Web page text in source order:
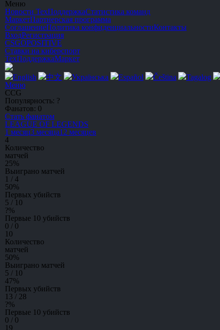
Меню
Новости ТехПоддержкаСтатистика команд
МаркетПартнерская программа
СоглашениеПолитика конфиденциальностиКонтакты
ВходРегистрация
CSGOPOSITIVE
Ставки на киберспорт
ТехПоддержкаМаркет
English 中文 Українська Español Čeština
Tagalog
Меню
CCG
Популярность: ?
Фанатов: 0
Стать фанатом
LEAGUE OF LEGENDS
1 месяц3 месяца12 месяцев
4
Количество
матчей
25%
Выиграно матчей
1 / 4
50%
Первых убийств
5 / 10
?%
Первые 10 убийств
0 / 0
10
Количество
матчей
50%
Выиграно матчей
5 / 10
47%
Первых убийств
13 / 28
?%
Первые 10 убийств
0 / 0
19